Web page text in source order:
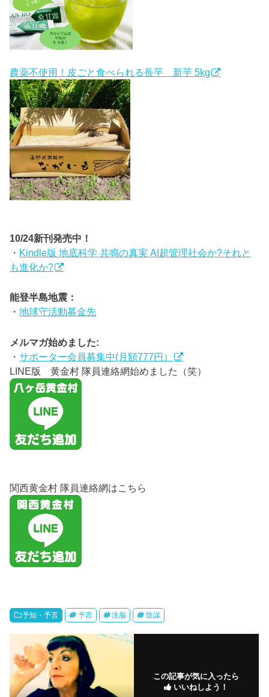
農薬不使用！皮ごと食べられる長芋 新芋 5kg
10/24新刊発売中！
・ Kindle版 地底科学 共鳴の真実 AI超管理社会か?それと
も進化か?
能登半島地震：
・地球守活動募金先
メルマガ始めました:
・サポーター会員募集中(月額777円）
LINE版 黄金村 隊員連絡網始めました（笑）
関西黄金村 隊員連絡網はこちら
予知・予言 予言 洗脳 陰謀
この記事が気に入ったら
いいねしよう！